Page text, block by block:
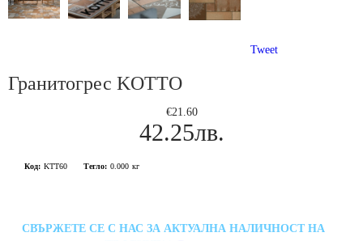
Tweet
Гранитогрес KOTTO
€21.60
42.25лв.
Код: KTT60 Тегло: 0.000 кг
СВЪРЖЕТЕ СЕ С НАС ЗА АКТУАЛНА НАЛИЧНОСТ НА